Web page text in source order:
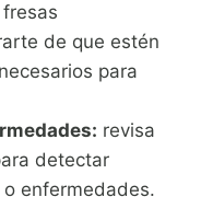
de que estén
para
revisa
detectar
enfermedades.